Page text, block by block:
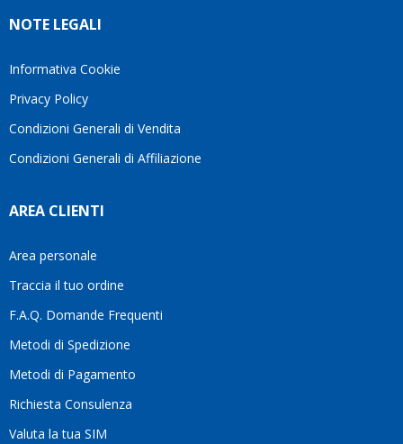
NOTE LEGALI
Informativa Cookie
Privacy Policy
Condizioni Generali di Vendita
Condizioni Generali di Affiliazione
AREA CLIENTI
Area personale
Traccia il tuo ordine
F.A.Q. Domande Frequenti
Metodi di Spedizione
Metodi di Pagamento
Richiesta Consulenza
Valuta la tua SIM